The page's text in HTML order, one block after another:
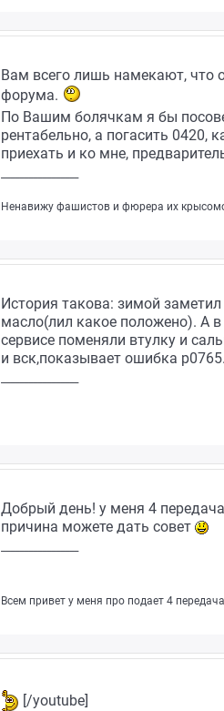
Вам всего лишь намекают, что
форума.
По Вашим болячкам я бы
рентабельно, а погасить 0420,
приехать и ко мне,
Ненавижу фашистов и фюрера их
История такова: зимой
масло(лил какое положено). А в
сервисе поменяли втулку и
и вск,показывает ошибка
Добрый день! у меня 4
причина можете дать совет
Всем привет у меня про подает 4
[/youtube]